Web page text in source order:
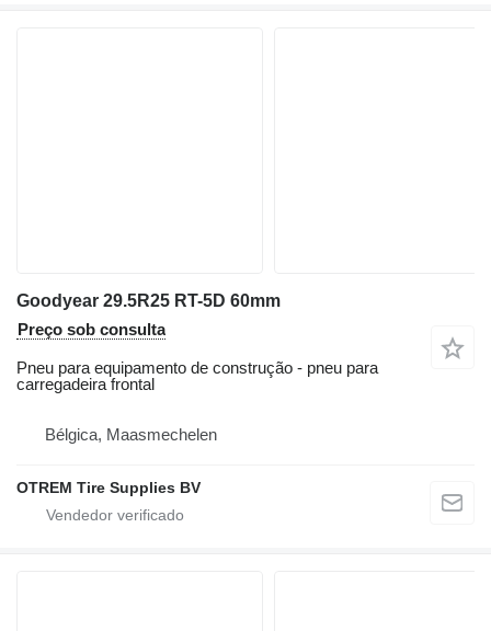
Goodyear 29.5R25 RT-5D 60mm
Preço sob consulta
Pneu para equipamento de construção - pneu para
carregadeira frontal
Bélgica, Maasmechelen
OTREM Tire Supplies BV